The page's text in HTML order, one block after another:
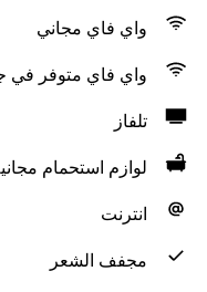
واي فاي مجاني
واي فاي متوفر في
تلفاز
لوازم استحمام
انترنت
مجفف الشعر